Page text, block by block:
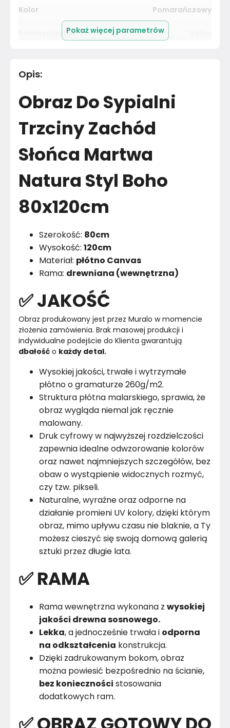
Kolor Pomarańczowy
Pomieszczenie
Materiał
Materiał
Kolor Żółty i pomarańczowy
Marka
Montaż
Rok produkcji
Pokaż więcej parametrów
Opis:
Obraz Do Sypialni
Trzciny Zachód
Słońca Martwa
Natura Styl Boho
80x120cm
Szerokość: 80cm
Wysokość: 120cm
Materiał: płótno Canvas
Rama: drewniana (wewnętrzna)
✅ JAKOŚĆ
Obraz produkowany jest przez Muralo w momencie
złożenia zamówienia. Brak masowej produkcji i
indywidualne podejście do Klienta gwarantują
dbałość o każdy detal.
Wysokiej jakości, trwałe i wytrzymałe
płótno o gramaturze 260g/m2.
Struktura płótna malarskiego, sprawia, że
obraz wygląda niemal jak ręcznie
malowany.
Druk cyfrowy w najwyższej rozdzielczości
zapewnia idealne odwzorowanie kolorów
oraz nawet najmniejszych szczegółów, bez
obaw o wystąpienie widocznych rozmyć,
czy tzw. pikseli.
Naturalne, wyraźne oraz odporne na
działanie promieni UV kolory, dzięki którym
obraz, mimo upływu czasu nie blaknie, a Ty
możesz cieszyć się swoją domową galerią
sztuki przez długie lata.
✅ RAMA
Rama wewnętrzna wykonana z wysokiej
jakości drewna sosnowego.
Lekka, a jednocześnie trwała i odporna
na odkształcenia konstrukcja.
Dzięki zadrukowanym bokom, obraz
można powiesić bezpośrednio na ścianie,
bez konieczności stosowania
dodatkowych ram.